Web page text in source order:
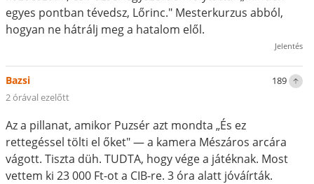
egyes pontban tévedsz, Lőrinc." Mesterkurzus abból,
hogyan ne hátrálj meg a hatalom elől.
Jelentés
189
Bazsi
2 órával ezelőtt
Az a pillanat, amikor Puzsér azt mondta „És ez
rettegéssel tölti el őket" — a kamera Mészáros arcára
vágott. Tiszta düh. TUDTA, hogy vége a játéknak. Most
vettem ki 23 000 Ft-ot a CIB-re. 3 óra alatt jóváírták.